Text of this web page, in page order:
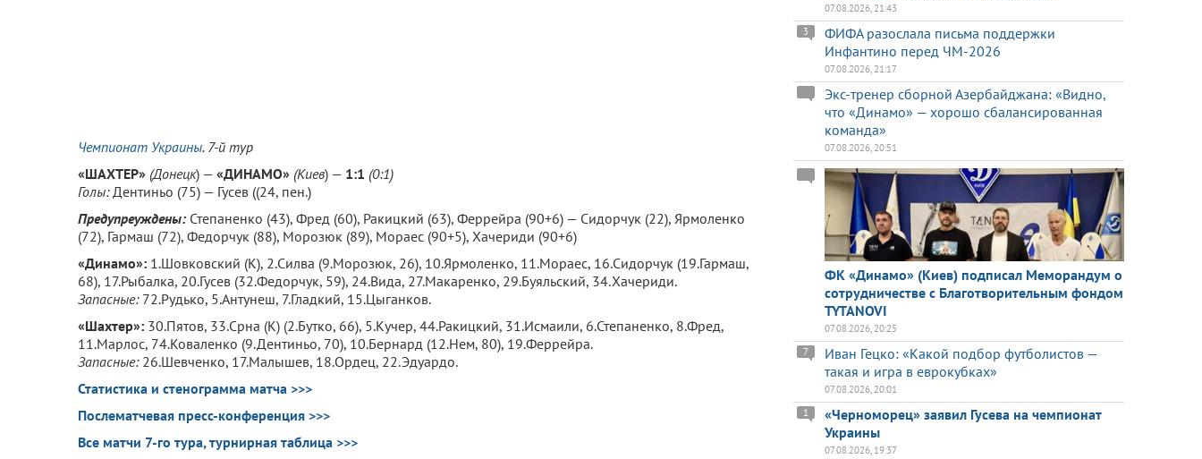
Чемпионат Украины. 7-й тур
«ШАХТЕР» (Донецк) — «ДИНАМО» (Киев) — 1:1 (0:1)
Голы:Дентиньо (75) — Гусев ((24, пен.)
Предупреуждены: Степаненко (43), Фред (60), Ракицкий (63), Феррейра (90+6) — Сидорчук (22), Ярмоленко
(72), Гармаш (72), Федорчук (88), Морозюк (89), Мораес (90+5), Хачериди (90+6)
«Динамо»: 1.Шовковский (К), 2.Силва (9.Морозюк, 26), 10.Ярмоленко, 11.Мораес, 16.Сидорчук (19.Гармаш,
68), 17.Рыбалка, 20.Гусев (32.Федорчук, 59), 24.Вида, 27.Макаренко, 29.Буяльский, 34.Хачериди.
Запасные:72.Рудько, 5.Антунеш, 7.Гладкий, 15.Цыганков.
«Шахтер»: 30.Пятов, 33.Срна (К) (2.Бутко, 66), 5.Кучер, 44.Ракицкий, 31.Исмаили, 6.Степаненко, 8.Фред,
11.Марлос, 74.Коваленко (9.Дентиньо, 70), 10.Бернард (12.Нем, 80), 19.Феррейра.
Запасные:26.Шевченко, 17.Малышев, 18.Ордец, 22.Эдуардо.
Статистика и стенограмма матча >>>
Послематчевая пресс-конференция >>>
Все матчи 7-го тура, турнирная таблица >>>
07.08.2026, 21:43
ФИФА разослала письма поддержки
Инфантино перед ЧМ-2026
3
07.08.2026, 21:17
Экс-тренер сборной Азербайджана: «Видно,
что «Динамо» — хорошо сбалансированная
команда»
07.08.2026, 20:51
ФК «Динамо» (Киев) подписал Меморандум о
сотрудничестве с Благотворительным фондом
TYTANOVI
07.08.2026, 20:25
Иван Гецко: «Какой подбор футболистов —
такая и игра в еврокубках»
7
07.08.2026, 20:01
«Черноморец» заявил Гусева на чемпионат
Украины
1
07.08.2026, 19:37